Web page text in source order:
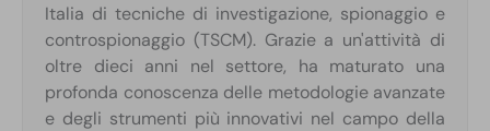
Italia di tecniche di investigazione, spionaggio e
controspionaggio (TSCM). Grazie a un'attività di
oltre dieci anni nel settore, ha maturato una
profonda conoscenza delle metodologie avanzate
e degli strumenti più innovativi nel campo della